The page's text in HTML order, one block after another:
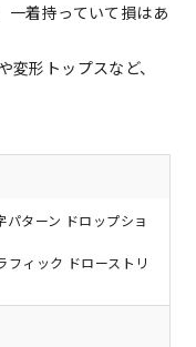
一着持っていて損はあ
形トップスなど、
ターン ドロップショ
ィック ドローストリ